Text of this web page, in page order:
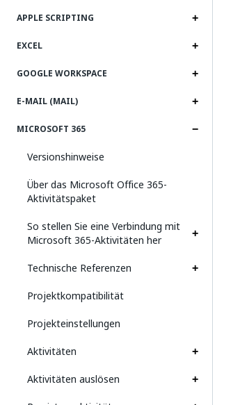
APPLE SCRIPTING
EXCEL
GOOGLE WORKSPACE
E-MAIL (MAIL)
MICROSOFT 365
Versionshinweise
Über das Microsoft Office 365-
Aktivitätspaket
So stellen Sie eine Verbindung mit
Microsoft 365-Aktivitäten her
Technische Referenzen
Projektkompatibilität
Projekteinstellungen
Aktivitäten
Aktivitäten auslösen